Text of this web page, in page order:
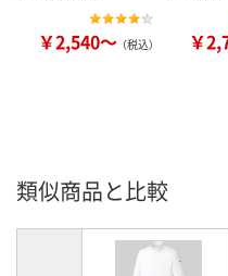
￥2,540～ （税込） ￥
類似商品と比較